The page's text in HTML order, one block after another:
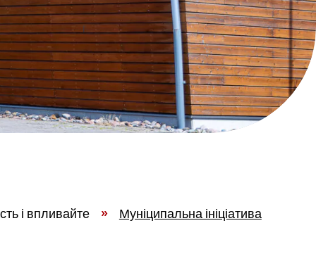
і впливайте » Муніципальна ініціатива